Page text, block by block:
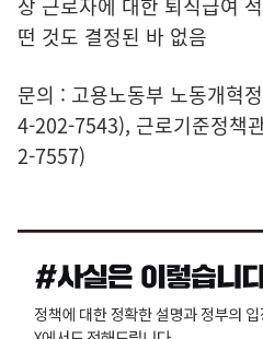
상 근로자에 대한 퇴직급여
떤 것도 결정된 바 없음
문의 : 고용노동부 노동개혁
4-202-7543), 근로기준정책
2-7557)